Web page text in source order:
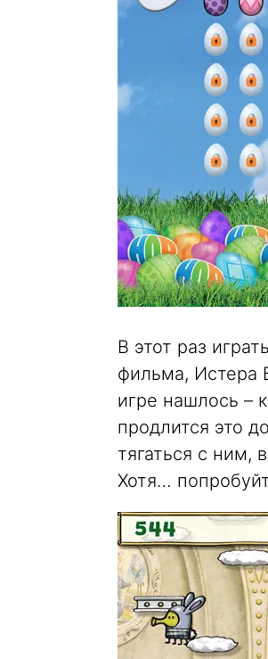
В этот раз
фильма, Истера
игре нашлось –
продлится это
тягаться с ним,
Хотя…